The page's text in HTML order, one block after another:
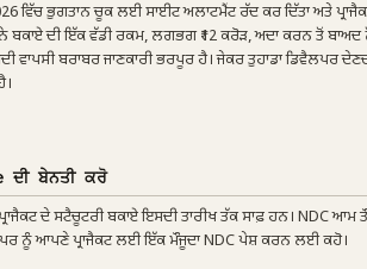
ਵਿੱਚ ਭੁਗਤਾਨ ਚੂਕ ਲਈ ਸਾਈਟ ਅਲਾਟਮੈਂਟ ਰੱਦ ਕਰ ਦਿੱਤਾ ਅਤੇ
ਬਕਾਏ ਦੀ ਇੱਕ ਵੱਡੀ ਰਕਮ, ਲਗਭਗ ₹12 ਕਰੋੜ, ਅਦਾ ਕਰਨ ਤੋਂ
ਬਰਾਬਰ ਜਾਣਕਾਰੀ ਭਰਪੂਰ ਹੈ। ਜੇਕਰ ਤੁਹਾਡਾ ਡਿਵੈਲਪਰ
ਬੇਨਤੀ ਕਰੋ
ਦੇ ਸਟੈਚੂਟਰੀ ਬਕਾਏ ਇਸਦੀ ਤਾਰੀਖ ਤੱਕ ਸਾਫ਼ ਹਨ। NDC ਆਮ
ਨੂੰ ਆਪਣੇ ਪ੍ਰਾਜੈਕਟ ਲਈ ਇੱਕ ਮੌਜੂਦਾ NDC ਪੇਸ਼ ਕਰਨ ਲਈ ਕਹੋ।